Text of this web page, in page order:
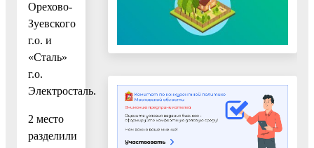
Орехово-
Зуевского
г.о. и
«Сталь»
г.о.
Электросталь.
2 место
разделили